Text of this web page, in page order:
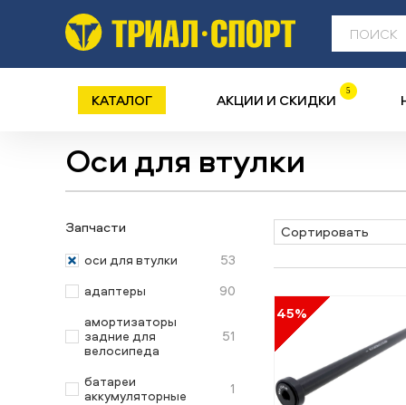
КАТАЛОГ АКЦИИ И СКИДКИ 5
Оси для втулки
Запчасти
оси для втулки 53
адаптеры 90
амортизаторы
задние для
велосипеда
51
батареи
аккумуляторные
1
Сортировать
45%